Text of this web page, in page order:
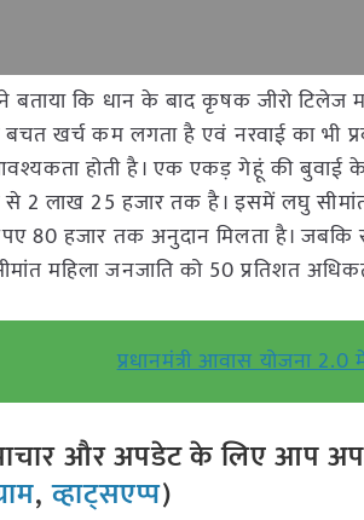
ने बताया कि धान के बाद कृषक जीरो
खर्च कम लगता है एवं नरवाई का भी
होती है। एक एकड़ गेहूं की
2 लाख 25 हजार तक है। इसमें लघु
80 हजार तक अनुदान मिलता है।
महिला जनजाति को 50 प्रतिशत
प्रधानमंत्री आवास योजना
और अपडेट के लिए आप
,व्हाट्सएप्प)